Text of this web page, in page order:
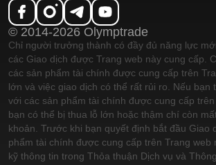
© 2014-2026 Olymptrade
Chỉ người trưởng thành có đầy đủ năng lực
các Giao dịch được Trang web này cung cấp.
các sản phẩm tài chính được cung cấp trên
lớn và việc giao dịch có thể rất rủi ro. Nếu bạn
với các sản phẩm tài chính được cung cấp trên
bạn có thể bị thua lỗ lớn hoặc thậm chí còn
khoản. Trước khi bạn quyết định bắt đầu Giao
phẩm tài chính được cung cấp trên Trang web
kỹ thông tin trong Thỏa thuận Dịch vụ và